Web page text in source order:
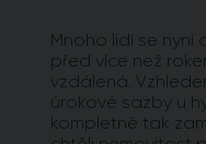
Mnoho lidí se nyní
před více než
vzdálená.
úrokové sazby u
kompletně tak